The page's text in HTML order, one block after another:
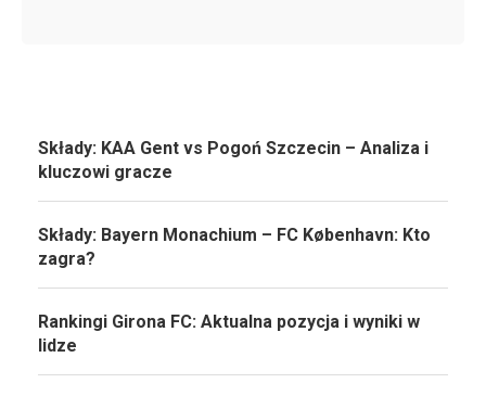
Składy: KAA Gent vs Pogoń Szczecin – Analiza i
kluczowi gracze
Składy: Bayern Monachium – FC København: Kto
zagra?
Rankingi Girona FC: Aktualna pozycja i wyniki w
lidze